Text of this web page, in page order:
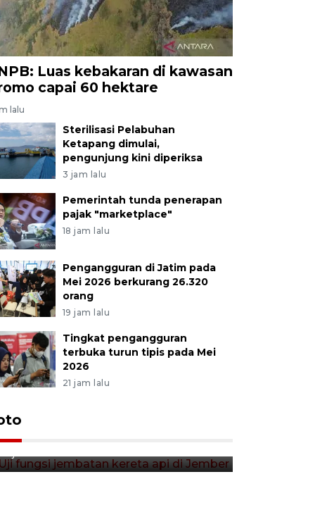
Luas kebakaran di kawasan
capai 60 hektare
lalu
Sterilisasi Pelabuhan
Ketapang dimulai,
pengunjung kini diperiksa
3 jam lalu
Pemerintah tunda penerapan
pajak "marketplace"
18 jam lalu
Pengangguran di Jatim pada
Mei 2026 berkurang 26.320
orang
19 jam lalu
Tingkat pengangguran
terbuka turun tipis pada Mei
2026
21 jam lalu
Uji fungsi jembatan kereta api
di Jember